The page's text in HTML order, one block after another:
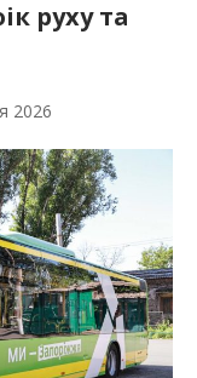
руху та
2026